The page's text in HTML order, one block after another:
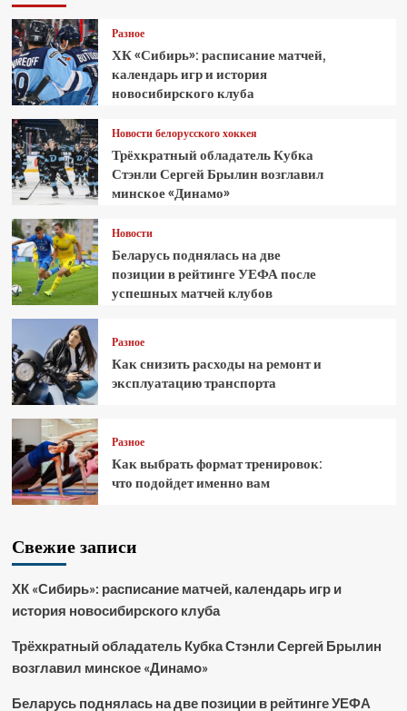
Разное
ХК «Сибирь»: расписание матчей,
календарь игр и история
новосибирского клуба
Новости белорусского хоккея
Трёхкратный обладатель Кубка
Стэнли Сергей Брылин возглавил
минское «Динамо»
Новости
Беларусь поднялась на две
позиции в рейтинге УЕФА после
успешных матчей клубов
Разное
Как снизить расходы на ремонт и
эксплуатацию транспорта
Разное
Как выбрать формат тренировок:
что подойдет именно вам
Свежие записи
ХК «Сибирь»: расписание матчей, календарь игр и
история новосибирского клуба
Трёхкратный обладатель Кубка Стэнли Сергей Брылин
возглавил минское «Динамо»
Беларусь поднялась на две позиции в рейтинге УЕФА